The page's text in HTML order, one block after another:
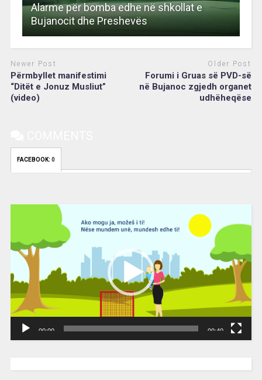
Alarme për bomba edhe në shkollat e
Bujanocit dhe Preshevës
Newer Post
Përmbyllet manifestimi
“Ditët e Jonuz Musliut”
(video)
Older Post
Forumi i Gruas së PVD-së
në Bujanoc zgjedh organet
udhëheqëse
FACEBOOK: 0
00:00 00:40